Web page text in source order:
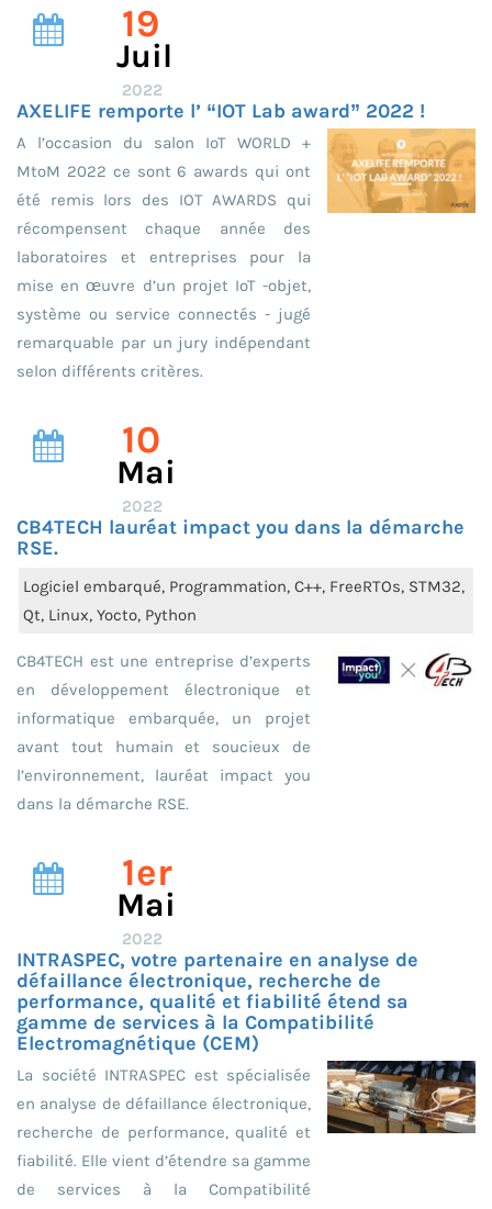
19
Juil
2022
AXELIFE remporte l’ “IOT Lab award” 2022 !
A l’occasion du salon IoT WORLD +
MtoM 2022 ce sont 6 awards qui ont
été remis lors des IOT AWARDS qui
récompensent chaque année des
laboratoires et entreprises pour la
mise en œuvre d’un projet IoT -objet,
système ou service connectés - jugé
remarquable par un jury indépendant
selon différents critères.
10
Mai
2022
CB4TECH lauréat impact you dans la démarche
RSE.
Logiciel embarqué, Programmation, C++, FreeRTOs, STM32,
Qt, Linux, Yocto, Python
CB4TECH est une entreprise d’experts
en développement électronique et
informatique embarquée, un projet
avant tout humain et soucieux de
l’environnement, lauréat impact you
dans la démarche RSE.
1er
Mai
2022
INTRASPEC, votre partenaire en analyse de
défaillance électronique, recherche de
performance, qualité et fiabilité étend sa
gamme de services à la Compatibilité
Electromagnétique (CEM)
La société INTRASPEC est spécialisée
en analyse de défaillance électronique,
recherche de performance, qualité et
fiabilité. Elle vient d’étendre sa gamme
de services à la Compatibilité